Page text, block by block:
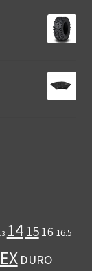
14 1516 16.5
DURO